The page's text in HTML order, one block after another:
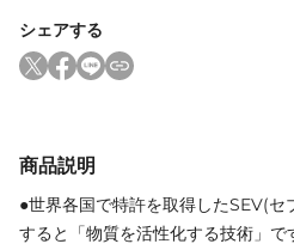
シェアする
商品説明
●世界各国で特許を取得したSEV(セ
すると「物質を活性化する技術」